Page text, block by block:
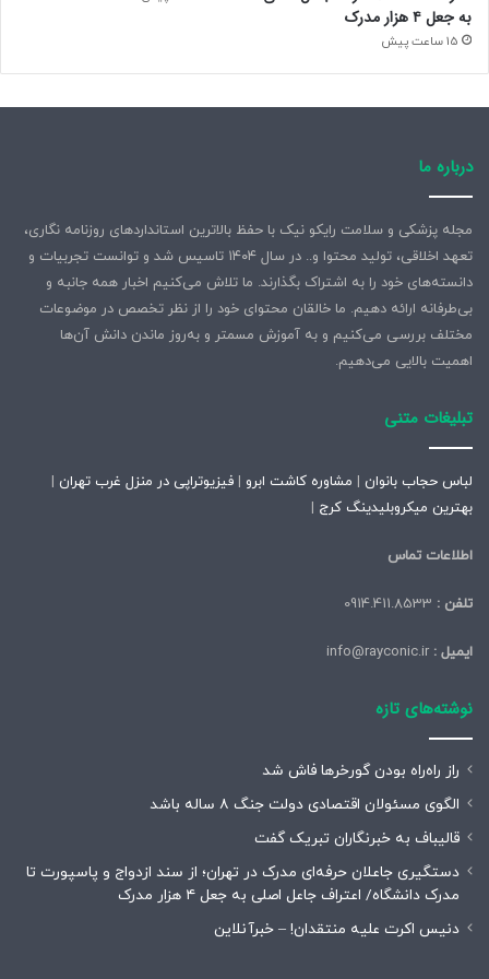
هزار تومان را نشان می‌دهد که ممکن است پس از محاسبه
یا مضیقه قرار بگیرند؛ این موضوع از اصول قطعی دولت است.
سهمیه بنزین مردم، چه از نظر میزان و چه از نظر قیمت، تغییری
نخواهد کرد.
به گفته وزیر نفت، سایر جزئیات این طرح در کارگروه‌های
کارشناسی در حال بررسی است و پس از نهایی شدن، اطلاع‌رسانی
شفاف به مردم انجام خواهد شد.
به جعل ۴ هزار مدرک
15 ساعت پیش
درباره ما
مجله پزشکی و سلامت رایکو نیک با حفظ بالاترین استانداردهای روزنامه نگاری،
تعهد اخلاقی، تولید محتوا و.. در سال ۱۴۰۴ تاسیس شد و توانست تجربیات و
دانسته‌های خود را به اشتراک بگذارند. ما تلاش می‌کنیم اخبار همه جانبه و
بی‌طرفانه ارائه دهیم. ما خالقان محتوای خود را از نظر تخصص در موضوعات
مختلف بررسی می‌کنیم و به آموزش مسمتر و به‌روز ماندن دانش آن‌ها
اهمیت بالایی می‌دهیم.
تبلیغات متنی
لباس حجاب بانوان | مشاوره کاشت ابرو | فیزیوتراپی در منزل غرب تهران |
بهترین میکروبلیدینگ کرج |
اطلاعات تماس
تلفن :
ایمیل :
نوشته‌های تازه
راز راه‌راه بودن گورخرها فاش شد
الگوی مسئولان اقتصادی دولت جنگ ۸ ساله باشد
قالیباف به خبرنگاران تبریک گفت
دستگیری جاعلان حرفه‌ای مدرک در تهران؛ از سند ازدواج و پاسپورت تا
مدرک دانشگاه/ اعتراف جاعل اصلی به جعل ۴ هزار مدرک
دنیس اکرت علیه منتقدان! – خبرآنلاین